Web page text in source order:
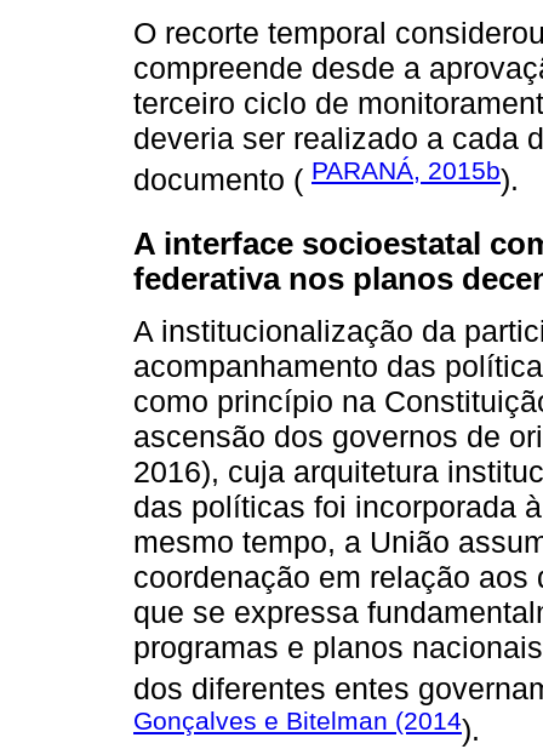
O recorte temporal
compreende desde a
terceiro ciclo de
deveria ser realizado a cada
documento ( PARANÁ, 2015b).
A interface socioestatal
federativa nos planos
A institucionalização da
acompanhamento das
como princípio na
ascensão dos governos de
2016), cuja arquitetura
das políticas foi incorporada
mesmo tempo, a União
coordenação em relação
que se expressa
programas e planos
dos diferentes entes
Gonçalves e Bitelman (2014).